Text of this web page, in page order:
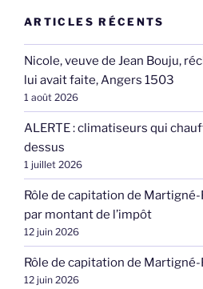
ARTICLES RÉCENTS
Nicole, veuve de Jean Bouju,
lui avait faite, Angers 1503
1 août 2026
ALERTE : climatiseurs qui
dessus
1 juillet 2026
Rôle de capitation de Martigné-
par montant de l’impôt
12 juin 2026
Rôle de capitation de
12 juin 2026